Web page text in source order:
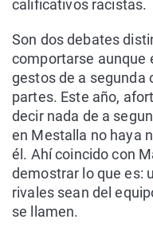
calificativos racistas.
Son dos debates
comportarse aunque
gestos de a segunda
partes. Este año,
decir nada de a
en Mestalla no haya
él. Ahí coincido con
demostrar lo que es:
rivales sean del
se llamen.